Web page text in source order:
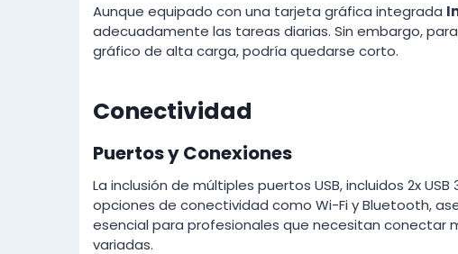
Aunque equipado con una tarjeta gráfica integrada
adecuadamente las tareas diarias. Sin embargo,
gráfico de alta carga, podría quedarse corto.
Conectividad
Puertos y Conexiones
La inclusión de múltiples puertos USB, incluidos 2x USB
opciones de conectividad como Wi-Fi y Bluetooth,
esencial para profesionales que necesitan conectar
variadas.